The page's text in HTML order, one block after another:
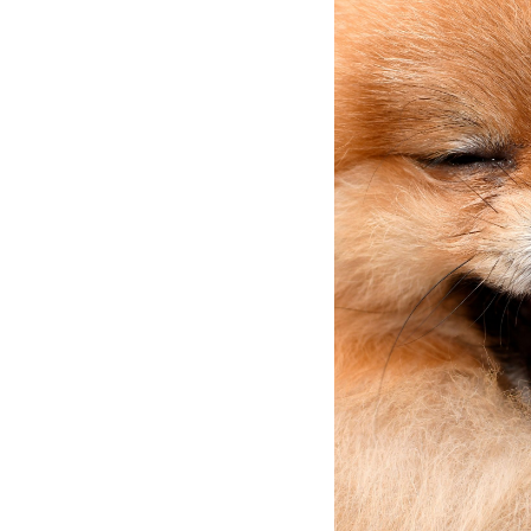
Bye Bye Buzzdi
insieme a
sostenibile.
Bye Bye Buzz
e parassiti
protegge
chezecche e
Perché BYE
commercio?